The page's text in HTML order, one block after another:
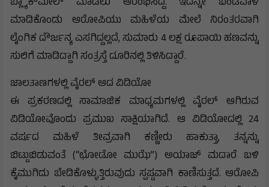
ಮಾಡಿಕೊಂಡು ಆರೋಪಿಯು ಮಹಿಳೆಯ ಮೇಲೆ ನಿರಂತರವಾಗಿ
ಲೈಂಗಿಕ ದೌರ್ಜನ್ಯ ಎಸಗಿದ್ದಲ್ಲದೆ, ಸುಮಾರು 4 ಲಕ್ಷ ರೂಪಾಯಿ ಹಣವನ್ನು
ಸುಲಿಗೆ ಮಾಡಿದ್ದಾಗಿ ಸಂತ್ರಸ್ತೆ ದೂರಿನಲ್ಲಿ ತಿಳಿಸಿದ್ದಾರೆ.
ಜಾಲತಾಣಗಳಲ್ಲಿ ವೈರಲ್ ಆದ ವಿಡಿಯೋ
ಈ ಪ್ರಕರಣದಲ್ಲಿ ಸಾಮಾಜಿಕ ಮಾಧ್ಯಮಗಳಲ್ಲಿ ವೈರಲ್ ಆಗಿರುವ
ವಿಡಿಯೋವೊಂದು ಪ್ರಮುಖ ಸಾಕ್ಷಿಯಾಗಿದೆ. ಆ ವಿಡಿಯೋದಲ್ಲಿ 24
ವರ್ಷದ ಮಹಿಳೆ ತೀವ್ರವಾಗಿ ಕಣ್ಣೀರು ಹಾಕುತ್ತಾ, ತನ್ನನ್ನು
ಬಿಟ್ಟುಬಿಡುವಂತೆ (“ಛೋಡೋ ಮುಝೆ”) ಅಯಾಜ್ ಮದಾರೆ ಬಳಿ
ಕೈಮುಗಿದು ಬೇಡಿಕೊಳ್ಳುತ್ತಿರುವುದು ಸ್ಪಷ್ಟವಾಗಿ ಕಾಣಿಸುತ್ತದೆ. ಆರೋಪಿ